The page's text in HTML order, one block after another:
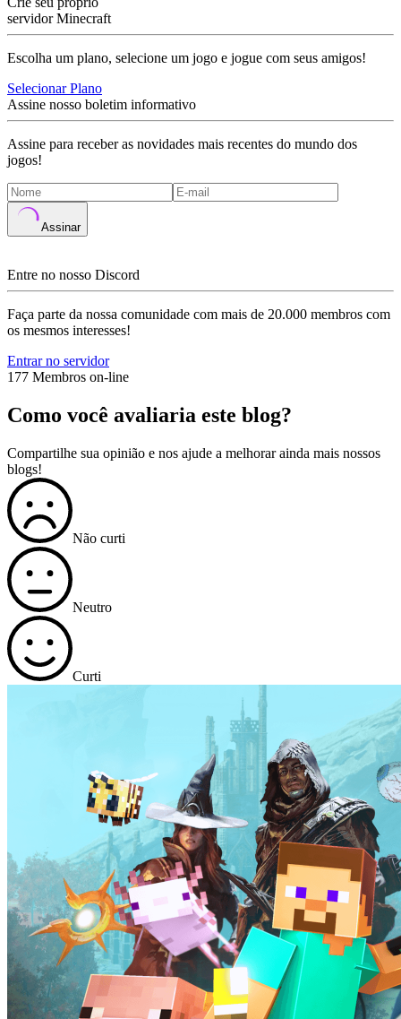
servidor Minecraft
Escolha um plano, selecione um jogo e jogue com seus amigos!
Selecionar Plano
Assine nosso boletim informativo
Assine para receber as novidades mais recentes do mundo dos
jogos!
Assinar
Entre no nosso Discord
Faça parte da nossa comunidade com mais de 20.000 membros com
os mesmos interesses!
Entrar no servidor
177 Membros on-line
Como você avaliaria este blog?
Compartilhe sua opinião e nos ajude a melhorar ainda mais nossos
blogs!
Não curti
Neutro
Curti